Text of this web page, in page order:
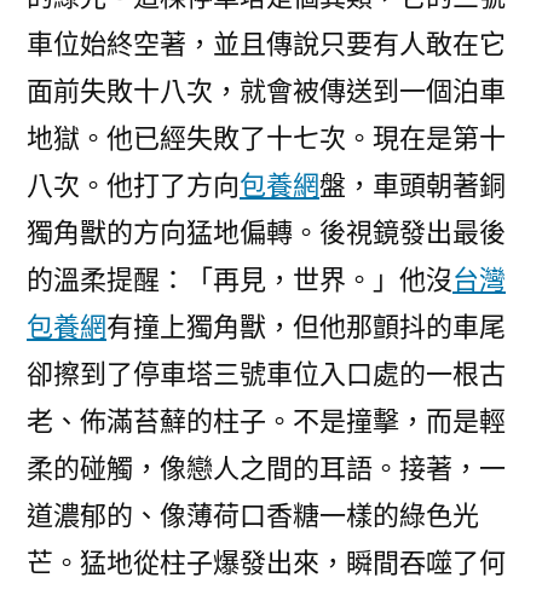
車位始終空著，並且傳說只要有人敢在它
面前失敗十八次，就會被傳送到一個泊車
地獄。他已經失敗了十七次。現在是第十
八次。他打了方向包養網盤，車頭朝著銅
獨角獸的方向猛地偏轉。後視鏡發出最後
的溫柔提醒：「再見，世界。」他沒台灣
包養網有撞上獨角獸，但他那顫抖的車尾
卻擦到了停車塔三號車位入口處的一根古
老、佈滿苔蘚的柱子。不是撞擊，而是輕
柔的碰觸，像戀人之間的耳語。接著，一
道濃郁的、像薄荷口香糖一樣的綠色光
芒。猛地從柱子爆發出來，瞬間吞噬了何